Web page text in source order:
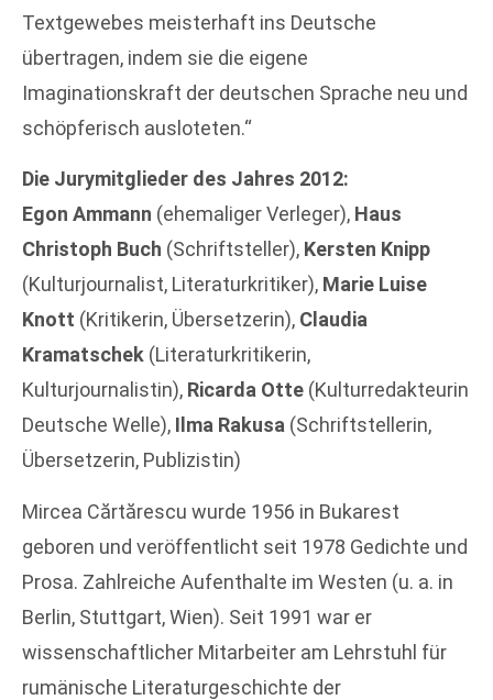
Textgewebes meisterhaft ins Deutsche
übertragen, indem sie die eigene
Imaginationskraft der deutschen Sprache neu und
schöpferisch ausloteten.“
Die Jurymitglieder des Jahres 2012:
Egon Ammann (ehemaliger Verleger), Haus
Christoph Buch (Schriftsteller), Kersten Knipp
(Kulturjournalist, Literaturkritiker), Marie Luise
Knott (Kritikerin, Übersetzerin), Claudia
Kramatschek (Literaturkritikerin,
Kulturjournalistin), Ricarda Otte (Kulturredakteurin
Deutsche Welle), Ilma Rakusa (Schriftstellerin,
Übersetzerin, Publizistin)
Mircea Cărtărescu wurde 1956 in Bukarest
geboren und veröffentlicht seit 1978 Gedichte und
Prosa. Zahlreiche Aufenthalte im Westen (u. a. in
Berlin, Stuttgart, Wien). Seit 1991 war er
wissenschaftlicher Mitarbeiter am Lehrstuhl für
rumänische Literaturgeschichte der